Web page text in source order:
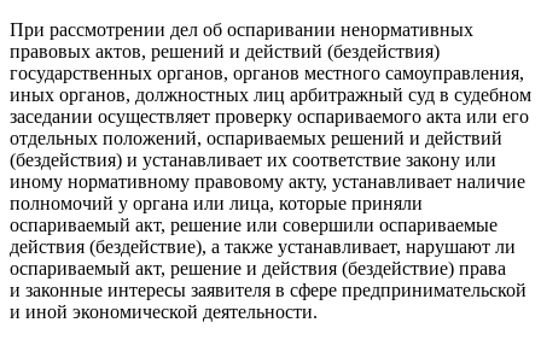
При рассмотрении дел об оспаривании ненормативных
правовых актов, решений и действий (бездействия)
государственных органов, органов местного самоуправления,
иных органов, должностных лиц арбитражный суд в судебном
заседании осуществляет проверку оспариваемого акта или его
отдельных положений, оспариваемых решений и действий
(бездействия) и устанавливает их соответствие закону или
иному нормативному правовому акту, устанавливает наличие
полномочий у органа или лица, которые приняли
оспариваемый акт, решение или совершили оспариваемые
действия (бездействие), а также устанавливает, нарушают ли
оспариваемый акт, решение и действия (бездействие) права
и законные интересы заявителя в сфере предпринимательской
и иной экономической деятельности.